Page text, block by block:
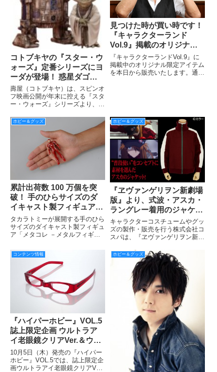
コトブキヤの『スター・ウ
ォーズ』定番シリーズにヨ
ーダが登場！ 惑星ダゴバ
の邂逅シーンをR2-D2とセ
ットで2016年9月発売
壽屋（コトブキヤ）は、スピンオ
フ映画公開が年末に控える『スタ
ー・ウォーズ』シリーズより、
のヨーダとR2-D2をセットでフィ
ギュア化し、2016年9月に発売す
見つけた時が買い時です！
『キャラクターランド
Vol.9』掲載のオリジナル
限定アイテム絶賛販売中！
『キャラクターランドVol.9』に
掲載中のオリジナル限定アイテム
を本日から販売いたします。通販
ホビー＆グッズ
累計出荷数 100 万個を突
破！ 手のひらサイズのダ
イキャスト製フィギュア
『メタコレ』、6シリーズ
14種 を9月17日発売！
タカラトミーが展開する手のひら
サイズのダイキャスト製フィギュ
ア「メタコレ －メタルフィギュ
ら、「エヴァンゲリオン」「ハロ
ーキティ」「ポケットモンスタ
ー」「マーベル」など１４種を、
全国の玩具専門店、百貨店・量販
ホビー＆グッズ
『ヱヴァンゲリヲン新劇場
版』より、式波・アスカ・
ラングレー着用のジャケッ
トが劇中の設定に合わせコ
スパより発売決定！
キャラクターコスチュームやグッ
ズの製作・販売を行う株式会社コ
スパは、『ヱヴァンゲリヲン新劇
式波・アスカ・ラングレーが着用
するジャケットの発売を発表し
コンテンツ情報
『ハイパーホビー』VOL.5
誌上限定企画 ウルトラア
イ老眼鏡クリアVer.＆ウル
トラアイテム限定セット
発売!!
10月5日（木）発売の『ハイパー
ホビー』VOL.5では、誌上限定企
画ウルトラアイ老眼鏡クリアVer.
ホビー＆グッズ